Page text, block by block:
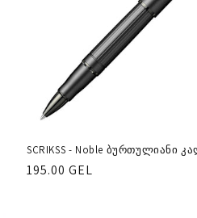
SCRIKSS - Noble ბურთულიანი
რეგულარული
195.00 GEL